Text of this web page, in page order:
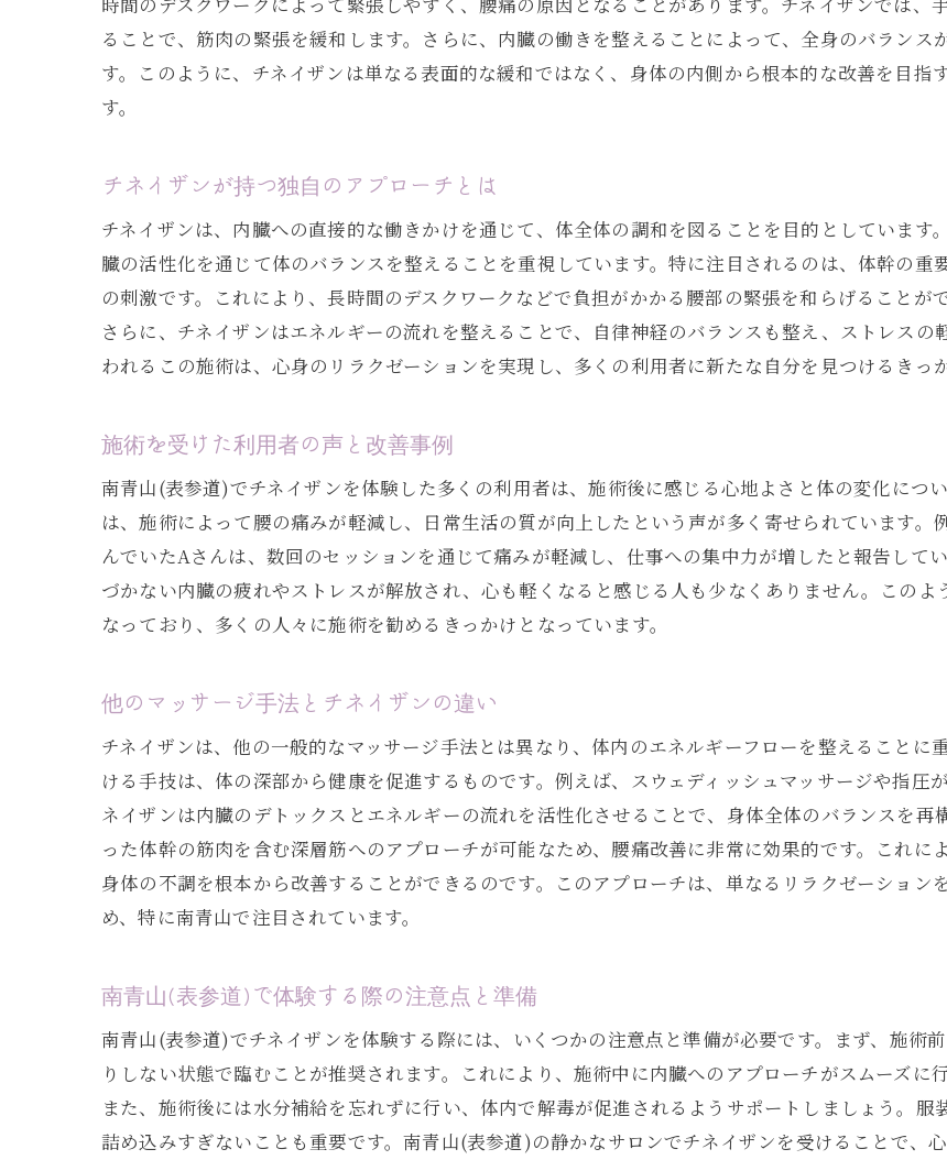
施術によって得られるリラクゼーション効果
日常的な疲労管理方法の見直し
チネイザンがもたらす体幹強化の具体例
体幹の健康がもたらす全身の安定性
施術による体幹筋肉活性化のメカニズム
体幹を鍛えるための効果的なエクササイズ
体幹強化が生活の質を向上させる理由
訪れる人々の目的と期待
リラックス空間としての南青山の魅力
施術前後に楽しむべき南青山のスポット
心身が整う施術後の変化
チネイザンが内臓を活性化する理由
腰痛軽減へとつながる内臓ケア
内臓と筋肉の相互関係を理解する
施術による内臓の自然治癒力の促進
慢性腰痛に悩む人々への希望
チネイザンが選ばれる理由
長年の症状に対応する施術内容
施術前後の状態を比較する
慢性腰痛改善に向けた生活習慣の見直し
ることで、筋肉の緊張を緩和します。さらに、内臓の働きを整えることによって、全身のバラン
す。このように、チネイザンは単なる表面的な緩和ではなく、身体の内側から根本的な改善を目指
す。
チネイザンが持つ独自のアプローチとは
チネイザンは、内臓への直接的な働きかけを通じて、体全体の調和を図ることを目的としています
臓の活性化を通じて体のバランスを整えることを重視しています。特に注目されるのは、体幹の
の刺激です。これにより、長時間のデスクワークなどで負担がかかる腰部の緊張を和らげることが
さらに、チネイザンはエネルギーの流れを整えることで、自律神経のバランスも整え、ストレス
われるこの施術は、心身のリラクゼーションを実現し、多くの利用者に新たな自分を見つけるきっ
施術を受けた利用者の声と改善事例
南青山(表参道)でチネイザンを体験した多くの利用者は、施術後に感じる心地よさと体の変化につ
は、施術によって腰の痛みが軽減し、日常生活の質が向上したという声が多く寄せられています
んでいたAさんは、数回のセッションを通じて痛みが軽減し、仕事への集中力が増したと報告して
づかない内臓の疲れやストレスが解放され、心も軽くなると感じる人も少なくありません。この
なっており、多くの人々に施術を勧めるきっかけとなっています。
他のマッサージ手法とチネイザンの違い
チネイザンは、他の一般的なマッサージ手法とは異なり、体内のエネルギーフローを整えることに
ける手技は、体の深部から健康を促進するものです。例えば、スウェディッシュマッサージや指圧
ネイザンは内臓のデトックスとエネルギーの流れを活性化させることで、身体全体のバランスを
った体幹の筋肉を含む深層筋へのアプローチが可能なため、腰痛改善に非常に効果的です。これに
身体の不調を根本から改善することができるのです。このアプローチは、単なるリラクゼーション
め、特に南青山で注目されています。
南青山(表参道)で体験する際の注意点と準備
南青山(表参道)でチネイザンを体験する際には、いくつかの注意点と準備が必要です。まず、施術
りしない状態で臨むことが推奨されます。これにより、施術中に内臓へのアプローチがスムーズに
また、施術後には水分補給を忘れずに行い、体内で解毒が促進されるようサポートしましょう。
詰め込みすぎないことも重要です。南青山(表参道)の静かなサロンでチネイザンを受けることで、